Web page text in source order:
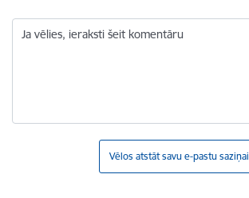
Ja vēlies, ieraksti šeit komentāru
Vēlos atstāt savu e-pastu saziņai